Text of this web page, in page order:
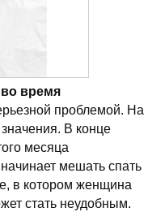
время
проблемой. На
В конце
месяца
мешать спать
в котором женщина
стать неудобным.